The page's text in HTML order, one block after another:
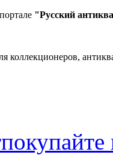
"Русский
коллекционеров,
покупайте